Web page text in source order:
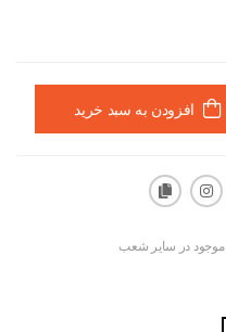
افزودن به سبد خرید
موجود در سایر شعب